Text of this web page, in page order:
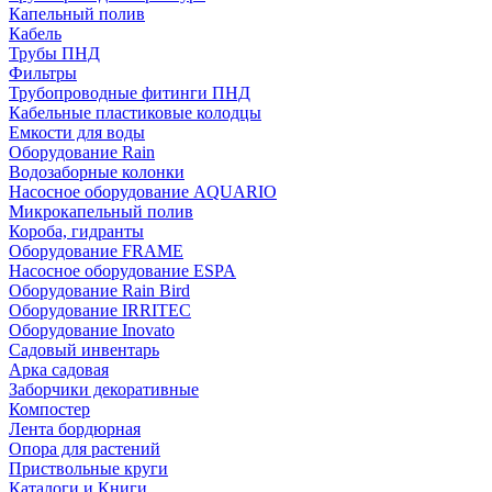
Капельный полив
Кабель
Трубы ПНД
Фильтры
Трубопроводные фитинги ПНД
Кабельные пластиковые колодцы
Емкости для воды
Оборудование Rain
Водозаборные колонки
Насосное оборудование AQUARIO
Микрокапельный полив
Короба, гидранты
Оборудование FRAME
Насосное оборудование ESPA
Оборудование Rain Bird
Оборудование IRRITEC
Оборудование Inovato
Садовый инвентарь
Арка садовая
Заборчики декоративные
Компостер
Лента бордюрная
Опора для растений
Приствольные круги